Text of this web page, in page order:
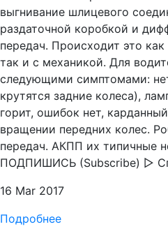
выгнивание шлицевого
раздаточной коробкой и
передач. Происходит это
так и с механикой. Для
следующими симптомами:
крутятся задние колеса),
горит, ошибок нет,
вращении передних колес.
передач. АКПП их типичные
ПОДПИШИСЬ (Subscribe) ▻
16 Mar 2017
Подробнее